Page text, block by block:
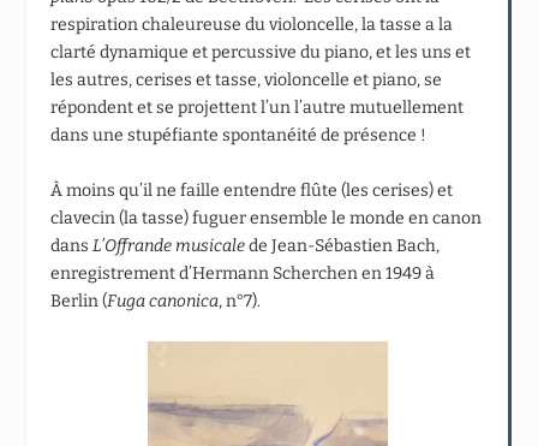
respiration chaleureuse du violoncelle, la tasse a la
clarté dynamique et percussive du piano, et les uns et
les autres, cerises et tasse, violoncelle et piano, se
répondent et se projettent l’un l’autre mutuellement
dans une stupéfiante spontanéité de présence !
À moins qu’il ne faille entendre flûte (les cerises) et
clavecin (la tasse) fuguer ensemble le monde en canon
dansL’Offrande musicalede Jean-Sébastien Bach,
enregistrement d’Hermann Scherchen en 1949 à
Berlin (Fuga canonica, n°7).